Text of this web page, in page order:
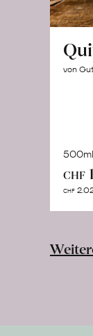
von
CHF
CHF